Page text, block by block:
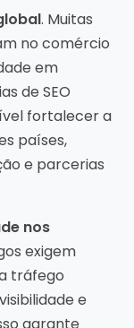
. Muitas
no comércio
em
de SEO
fortalecer a
países,
e parcerias
nos
exigem
tráfego
e